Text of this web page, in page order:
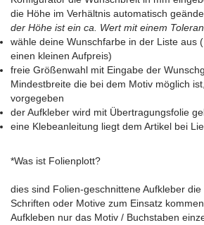
die Höhe im Verhältnis automatisch
der Höhe ist ein ca. Wert mit einem
wähle deine Wunschfarbe in der Liste aus
einen kleinen Aufpreis)
freie Größenwahl mit Eingabe der
Mindestbreite die bei dem Motiv möglich
vorgegeben
der Aufkleber wird mit Übertragungsfolie
eine Klebeanleitung liegt dem Artikel bei
*Was ist Folienplott?
dies sind Folien-geschnittene Aufkleber
Schriften oder Motive zum Einsatz
Aufkleben nur das Motiv / Buchstaben